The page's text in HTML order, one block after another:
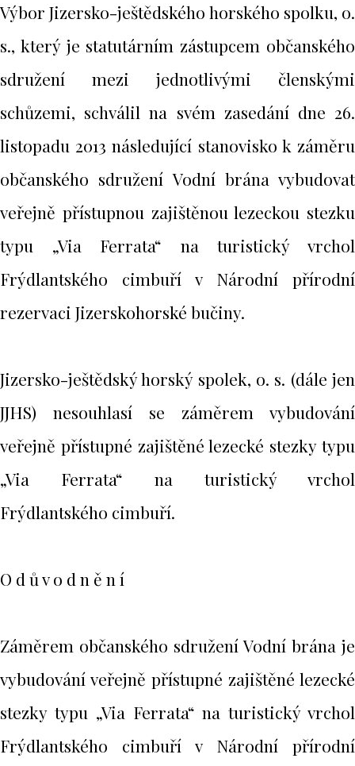
Výbor Jizersko-ještědského horského spolku, o.
s., který je statutárním zástupcem občanského
sdružení mezi jednotlivými členskými
schůzemi, schválil na svém zasedání dne 26.
listopadu 2013 následující stanovisko k záměru
občanského sdružení Vodní brána vybudovat
veřejně přístupnou zajištěnou lezeckou stezku
typu „Via Ferrata“ na turistický vrchol
Frýdlantského cimbuří v Národní přírodní
rezervaci Jizerskohorské bučiny.
Jizersko-ještědský horský spolek, o. s. (dále jen
JJHS) nesouhlasí se záměrem vybudování
veřejně přístupné zajištěné lezecké stezky typu
„Via Ferrata“ na turistický vrchol
Frýdlantského cimbuří.
O d ů v o d n ě n í
Záměrem občanského sdružení Vodní brána je
vybudování veřejně přístupné zajištěné lezecké
stezky typu „Via Ferrata“ na turistický vrchol
Frýdlantského cimbuří v Národní přírodní